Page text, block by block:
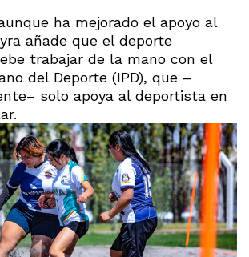
ha mejorado el apoyo al
añade que el deporte
trabajar de la mano con el
del Deporte (IPD), que –
solo apoya al deportista en